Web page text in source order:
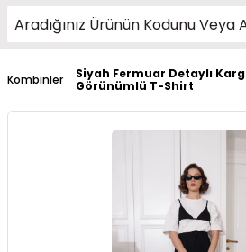
Kombinler
Siyah Fermuar Detaylı
Görünümlü T-Shirt